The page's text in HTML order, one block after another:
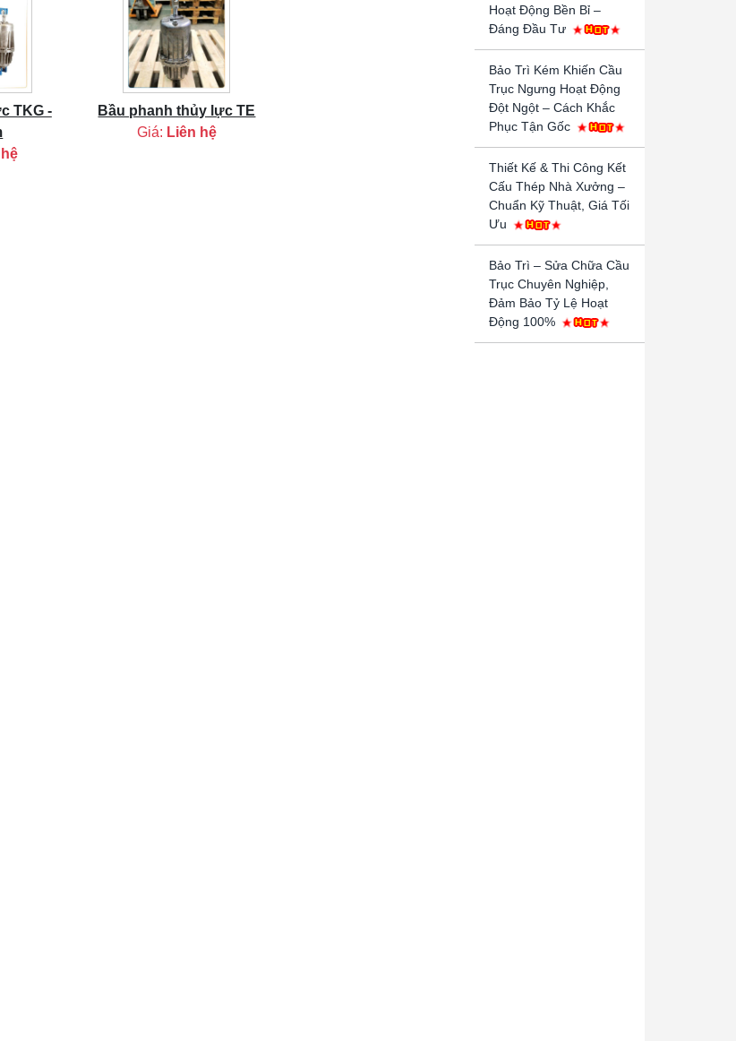
TKG -
Bầu phanh thủy lực TE
Giá: Liên hệ
Hoạt Động Bền Bỉ –
Đáng Đầu Tư
Bảo Trì Kém Khiến Cầu
Trục Ngưng Hoạt Động
Đột Ngột – Cách Khắc
Phục Tận Gốc
Thiết Kế & Thi Công Kết
Cấu Thép Nhà Xưởng –
Chuẩn Kỹ Thuật, Giá Tối
Ưu
Bảo Trì – Sửa Chữa Cầu
Trục Chuyên Nghiệp,
Đảm Bảo Tỷ Lệ Hoạt
Động 100%